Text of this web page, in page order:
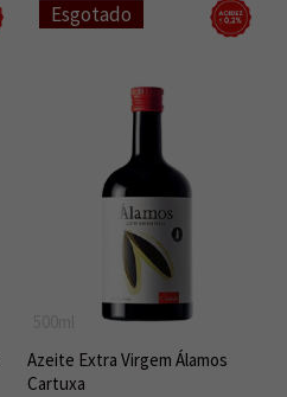
Esgotado
Azeite Extra Virgem Álamos
Cartuxa